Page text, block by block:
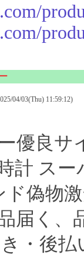
04/03(Thu) 11:59:12)
優良サ
計 ス
ド偽物
届く、
・後